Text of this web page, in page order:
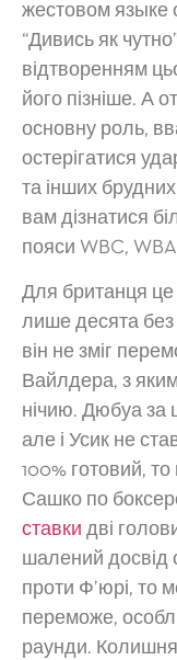
жестовом языке
“Дивись як
відтворенням
його пізніше. А
основну роль,
остерігатися
та інших
вам дізнатися
пояси WBC,
Для британця це
лише десята без
він не зміг
Вайлдера, з яким
нічию. Дюбуа за
але і Усик не
100% готовий,
Сашко по
ставки дві
шалений досвід
проти Ф’юрі, то
переможе,
раунди. Колишня